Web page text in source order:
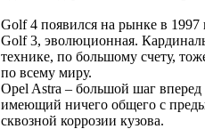
Golf 4 появился на рынке в
Golf 3, эволюционная.
технике, по большому счету,
по всему миру.
Opel Astra – большой шаг
имеющий ничего общего с
сквозной коррозии кузова.